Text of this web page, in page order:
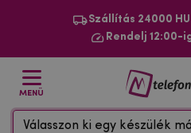
Szállítás 24000
Rendelj 12:00-
MENÜ
Válasszon ki egy készülék